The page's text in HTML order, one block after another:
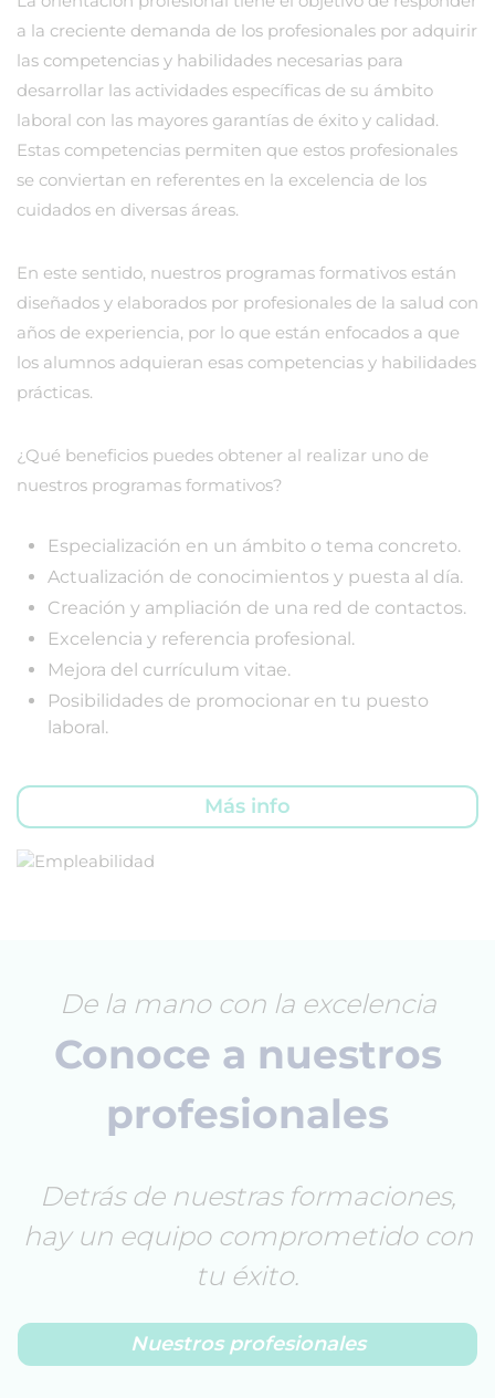
a la creciente demanda de los profesionales por adquirir
las competencias y habilidades necesarias para
desarrollar las actividades específicas de su ámbito
laboral con las mayores garantías de éxito y calidad.
Estas competencias permiten que estos profesionales
se conviertan en referentes en la excelencia de los
cuidados en diversas áreas.
En este sentido, nuestros programas formativos están
diseñados y elaborados por profesionales de la salud con
años de experiencia, por lo que están enfocados a que
los alumnos adquieran esas competencias y habilidades
prácticas.
¿Qué beneficios puedes obtener al realizar uno de
nuestros programas formativos?
Especialización en un ámbito o tema concreto.
Actualización de conocimientos y puesta al día.
Creación y ampliación de una red de contactos.
Excelencia y referencia profesional.
Mejora del currículum vitae.
Posibilidades de promocionar en tu puesto
laboral.
Más info
De la mano con la excelencia
Conoce a nuestros
profesionales
Detrás de nuestras formaciones,
hay un equipo comprometido con
tu éxito.
Nuestros profesionales